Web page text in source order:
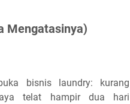
Mengatasinya)
bisnis laundry: kurang
telat hampir dua hari